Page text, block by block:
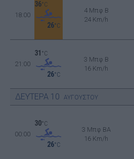
18:00
36°C
26°C
4 Μπφ B
24 Km/h
21:00
31 °C
26°C
3 Μπφ B
16 Km/h
ΔΕΥΤΕΡΑ 10 ΑΥΓΟΥΣΤΟΥ
00:00
30°C
26°C
3 Μπφ BA
16 Km/h